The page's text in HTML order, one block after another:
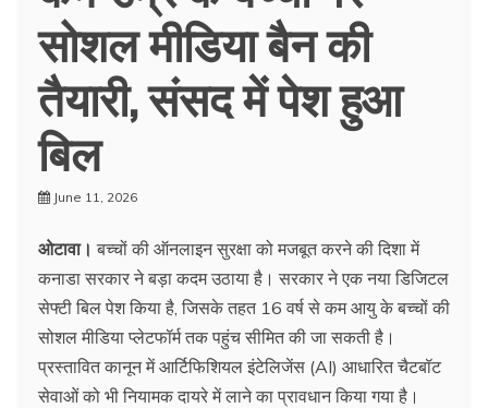
सोशल मीडिया बैन की
तैयारी, संसद में पेश हुआ
बिल
June 11, 2026
ओटावा। बच्चों की ऑनलाइन सुरक्षा को मजबूत करने की दिशा में
कनाडा सरकार ने बड़ा कदम उठाया है। सरकार ने एक नया डिजिटल
सेफ्टी बिल पेश किया है, जिसके तहत 16 वर्ष से कम आयु के बच्चों की
सोशल मीडिया प्लेटफॉर्म तक पहुंच सीमित की जा सकती है।
प्रस्तावित कानून में आर्टिफिशियल इंटेलिजेंस (AI) आधारित चैटबॉट
सेवाओं को भी नियामक दायरे में लाने का प्रावधान किया गया है।